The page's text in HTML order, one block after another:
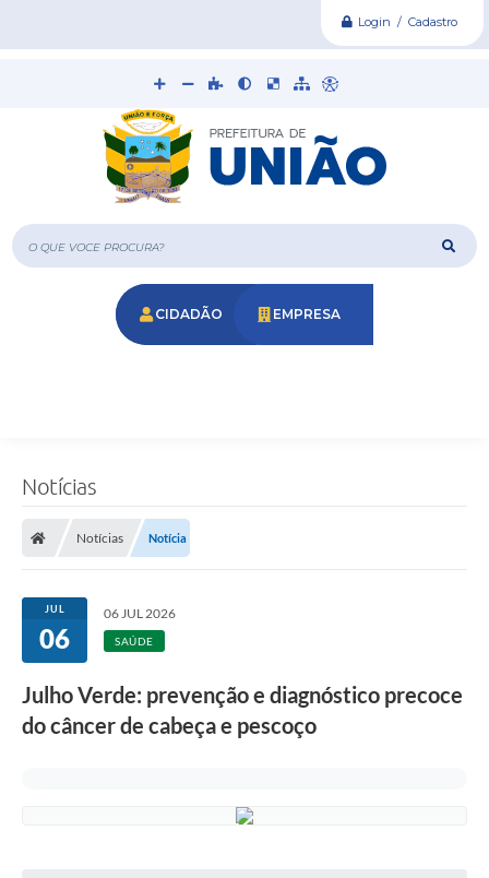
Login / Cadastro
O que voce procura?
CIDADÃO EMPRESA
Notícias
Notícias Notícia
JUL
06
06 JUL 2026
SAÚDE
Julho Verde: prevenção e diagnóstico precoce
do câncer de cabeça e pescoço